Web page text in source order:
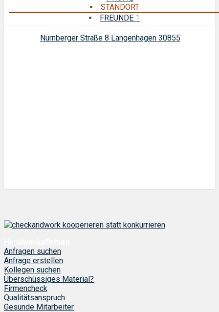
STANDORT
FREUNDE 1
Nürnberger Straße 8 Langenhagen 30855
Anfragen suchen
Anfrage erstellen
Kollegen suchen
Überschüssiges Material?
Firmencheck
Qualitätsanspruch
Gesunde Mitarbeiter